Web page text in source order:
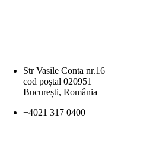
Str Vasile Conta nr.16
cod poștal 020951
București, România
+4021 317 0400